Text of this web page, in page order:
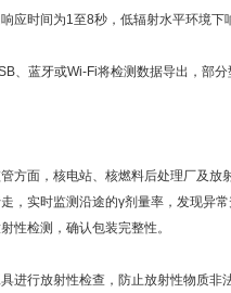
应时间为1至8秒，低辐射水平环境下
、蓝牙或Wi-Fi将检测数据导出，部分
方面，核电站、核燃料后处理厂及放
，实时监测沿途的γ剂量率，发现异
性检测，确认包装完整性。
进行放射性检查，防止放射性物质非